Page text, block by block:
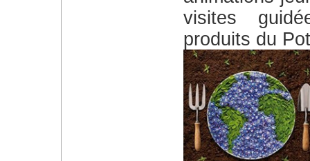
visites
produits du